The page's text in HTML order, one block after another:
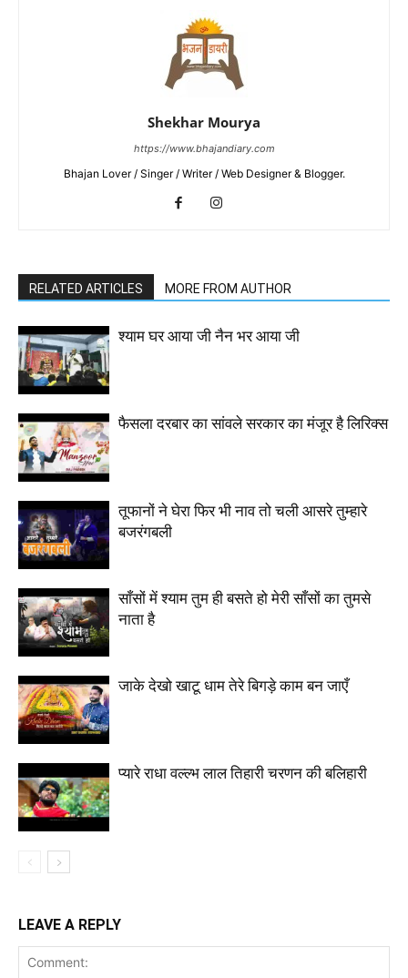
Shekhar Mourya
https://www.bhajandiary.com
Bhajan Lover / Singer / Writer / Web Designer & Blogger.
RELATED ARTICLES MORE FROM AUTHOR
श्याम घर आया जी नैन भर आया जी
फैसला दरबार का सांवले सरकार का मंजूर है लिरिक्स
तूफानों ने घेरा फिर भी नाव तो चली आसरे तुम्हारे
बजरंगबली
साँसों में श्याम तुम ही बसते हो मेरी साँसों का तुमसे
नाता है
जाके देखो खाटू धाम तेरे बिगड़े काम बन जाएँ
प्यारे राधा वल्ल्भ लाल तिहारी चरणन की बलिहारी
LEAVE A REPLY